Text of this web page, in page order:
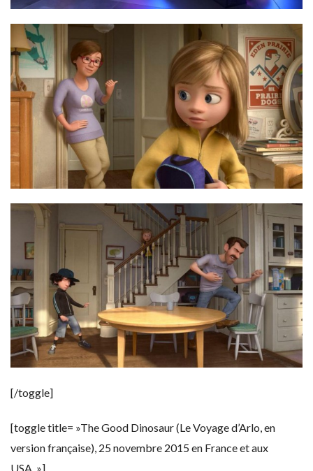
[/toggle]
[toggle title= »The Good Dinosaur (Le Voyage d’Arlo, en
version française), 25 novembre 2015 en France et aux
USA. »]